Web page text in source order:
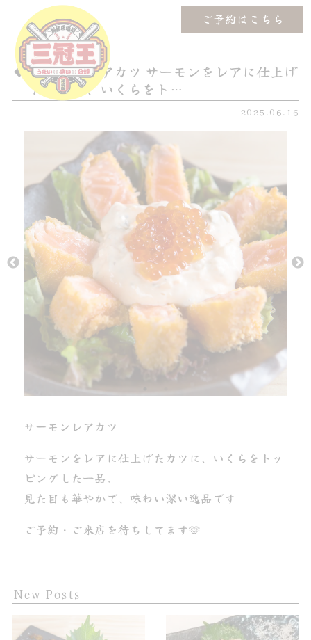
ご予約はこちら
サーモンレアカツ サーモンをレアに仕上げ
たカツに、いくらをト…
2025.06.16
サーモンレアカツ
サーモンをレアに仕上げたカツに、いくらをトッ
ピングした一品。
見た目も華やかで、味わい深い逸品です
ご予約・ご来店を待ちしてます🫶
New Posts